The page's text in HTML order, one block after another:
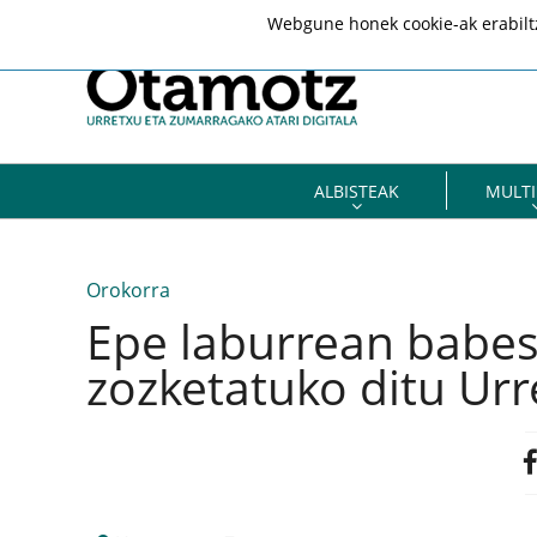
ALBISTEAK
Orokorra
Epe laburrean
zozketatuko ditu
Webgune honek cookie-ak